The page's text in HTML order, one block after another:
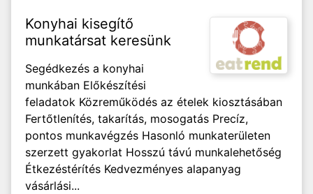
Konyhai kisegítő
munkatársat keresünk
Segédkezés a konyhai
munkában Előkészítési
feladatok Közreműködés az ételek kiosztásában
Fertőtlenítés, takarítás, mosogatás Precíz,
pontos munkavégzés Hasonló munkaterületen
szerzett gyakorlat Hosszú távú munkalehetőség
Étkezéstérítés Kedvezményes alapanyag
vásárlási...